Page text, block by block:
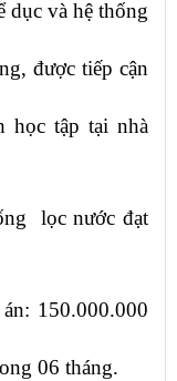
dục và hệ thống
được tiếp cận
học tập tại nhà
lọc nước đạt
150.000.000
06 tháng.